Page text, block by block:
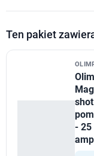
Ten pakiet
- 25